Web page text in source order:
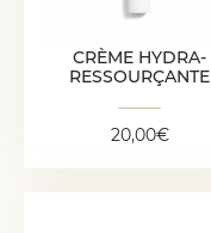
CRÈME HYDRA-
RESSOURÇANTE
20,00€